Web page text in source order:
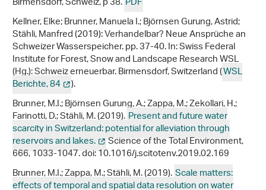
Kellner, Elke; Brunner, Manuela I.; Björnsen Gurung, Astrid;
Stähli, Manfred (2019): Verhandelbar? Neue Ansprüche an
Schweizer Wasserspeicher. pp. 37-40. In: Swiss Federal
Institute for Forest, Snow and Landscape Research WSL
(Hg.): Schweiz erneuerbar. Birmensdorf, Switzerland (WSL
Berichte, 84 ).
Brunner, M.I.; Björnsen Gurung, A.; Zappa, M.; Zekollari, H.;
Farinotti, D.; Stähli, M. (2019).Present and future water
scarcity in Switzerland: potential for alleviation through
reservoirs and lakes. Science of the Total Environment,
666, 1033-1047. doi: 10.1016/j.scitotenv.2019.02.169
Brunner, M.I.; Zappa, M.; Stähli, M. (2019).Scale matters: